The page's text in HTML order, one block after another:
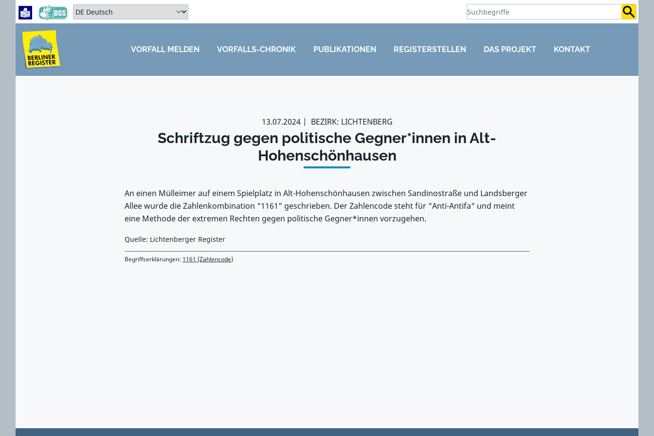
Zum Hauptbereich springen
Zum Hauptmenü springen
Sprache auswählen:
ZUM HAUPTBEREICH SPRINGEN
VORFALL MELDEN VORFALLS-CHRONIK PUBLIKATIONEN REGISTERSTELLEN DAS PROJEKT KONTAKT
13.07.2024 BEZIRK: LICHTENBERG
Schriftzug gegen politische Gegner*innen in Alt-
Hohenschönhausen
An einen Mülleimer auf einem Spielplatz in Alt-Hohenschönhausen zwischen Sandinostraße und Landsberger
Allee wurde die Zahlenkombination "1161" geschrieben. Der Zahlencode steht für "Anti-Antifa" und meint
eine Methode der extremen Rechten gegen politische Gegner*innen vorzugehen.
Quelle: Lichtenberger Register
Begriffserklärungen: 1161 (Zahlencode)